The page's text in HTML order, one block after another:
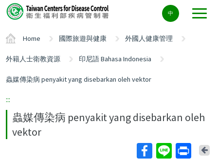
Center
block
中
Home 國際旅遊與健康 外國人健康管理
外籍人士衛教資源 印尼語 Bahasa Indonesia
蟲媒傳染病 penyakit yang disebarkan oleh vektor
:::
蟲媒傳染病 penyakit yang disebarkan oleh
vektor